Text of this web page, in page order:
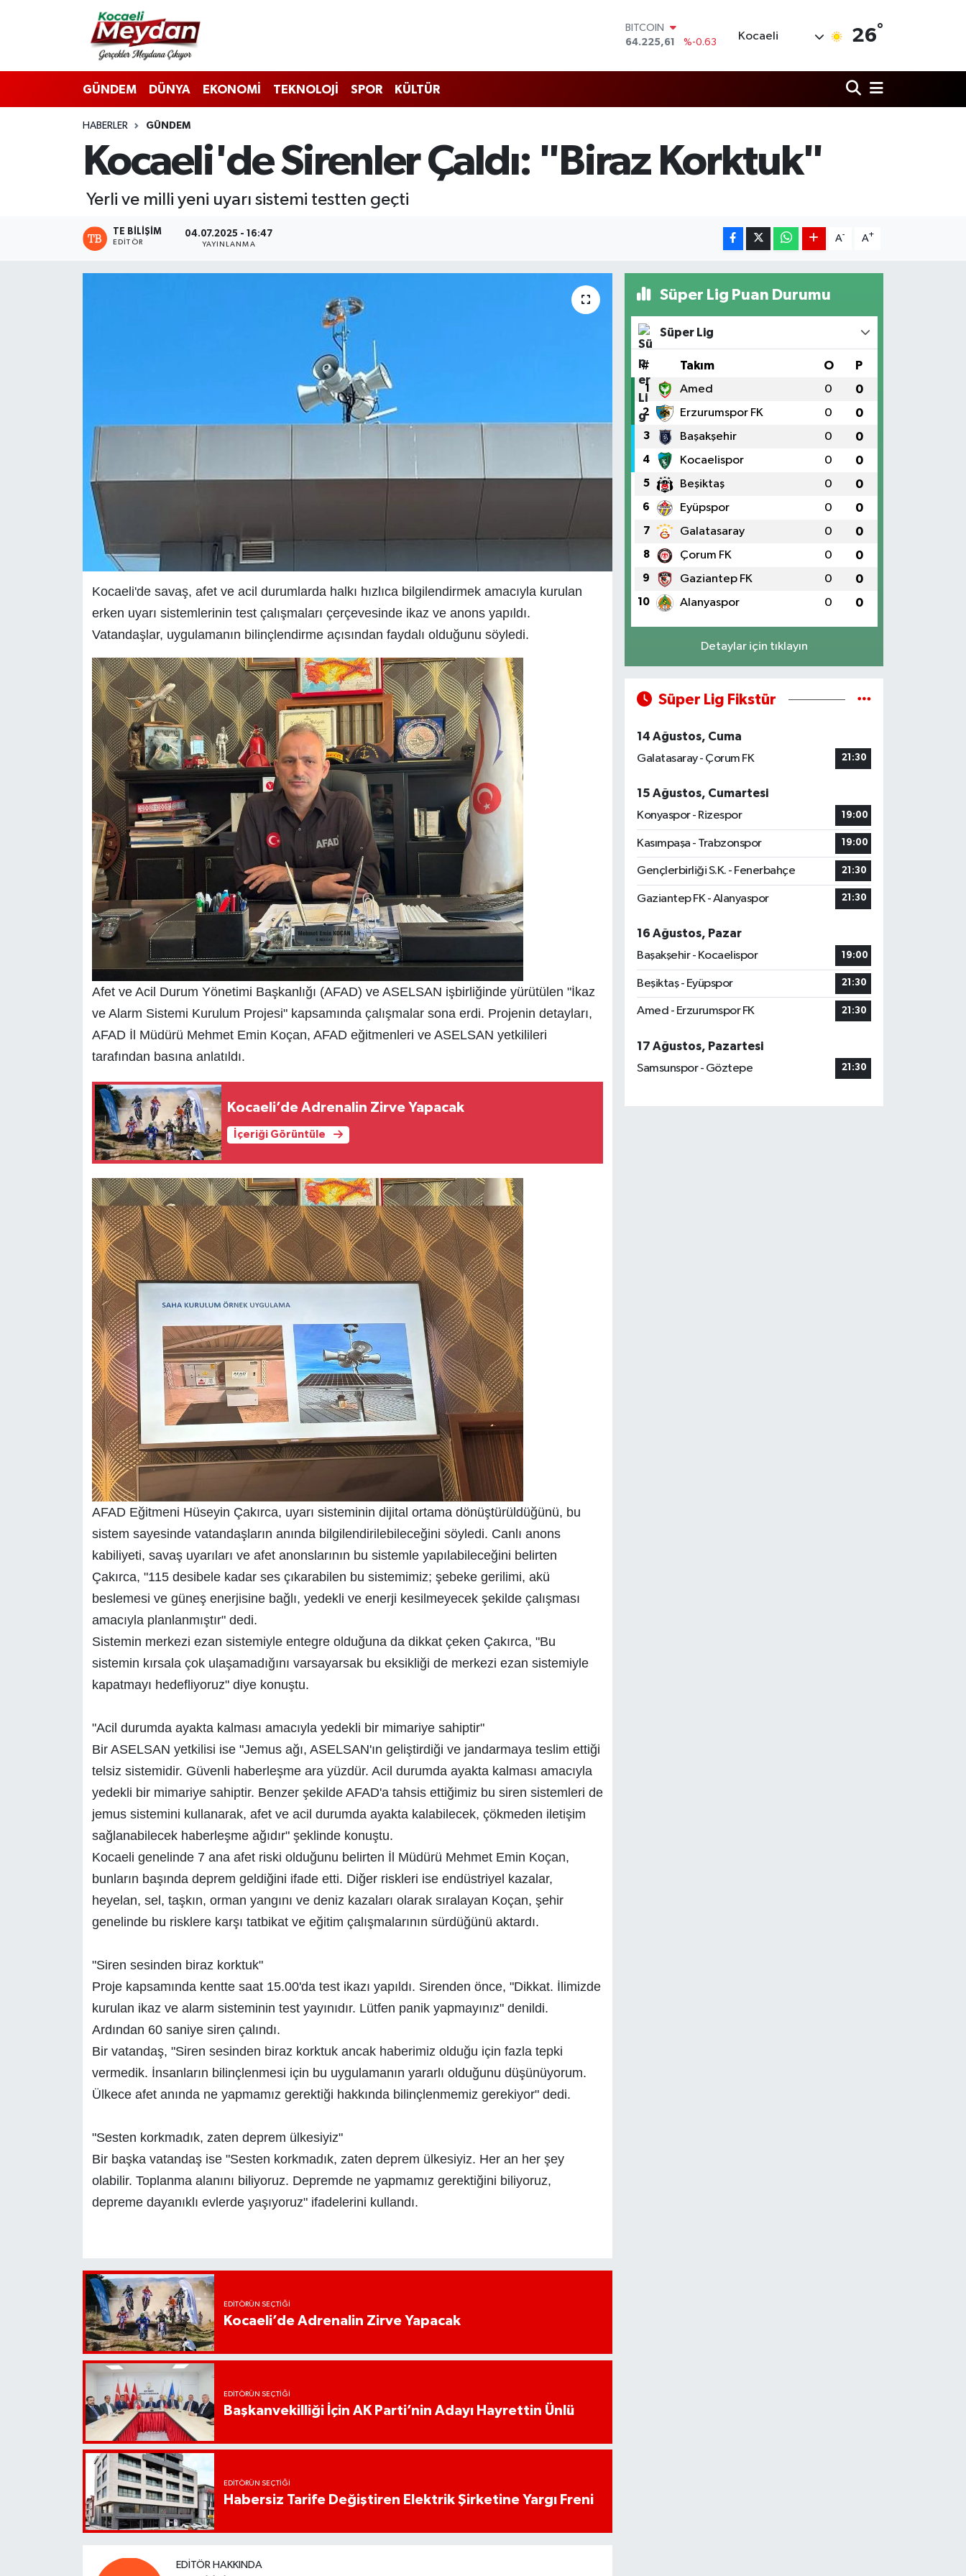
DOLAR
47,7143
%0.16
55,0317
%-0.02
BİST100
13.799
%70
BITCOIN
Kocaeli 26°
GÜNDEM DÜNYA EKONOMİ TEKNOLOJİ SPOR KÜLTÜR
HABERLER GÜNDEM
Kocaeli'de Sirenler Çaldı: "Biraz Korktuk"
Yerli ve milli yeni uyarı sistemi testten geçti
TE BILIŞIM
EDITÖR
04.07.2025 - 16:47
YAYINLANMA
A- A+
Kocaeli'de savaş, afet ve acil durumlarda halkı hızlıca bilgilendirmek amacıyla kurulan
erken uyarı sistemlerinin test çalışmaları çerçevesinde ikaz ve anons yapıldı.
Vatandaşlar, uygulamanın bilinçlendirme açısından faydalı olduğunu söyledi.
Afet ve Acil Durum Yönetimi Başkanlığı (AFAD) ve ASELSAN işbirliğinde yürütülen "İkaz
ve Alarm Sistemi Kurulum Projesi" kapsamında çalışmalar sona erdi. Projenin detayları,
AFAD İl Müdürü Mehmet Emin Koçan, AFAD eğitmenleri ve ASELSAN yetkilileri
tarafından basına anlatıldı.
Kocaeli’de Adrenalin Zirve Yapacak
İçeriği Görüntüle
AFAD Eğitmeni Hüseyin Çakırca, uyarı sisteminin dijital ortama dönüştürüldüğünü, bu
sistem sayesinde vatandaşların anında bilgilendirilebileceğini söyledi. Canlı anons
kabiliyeti, savaş uyarıları ve afet anonslarının bu sistemle yapılabileceğini belirten
Çakırca, "115 desibele kadar ses çıkarabilen bu sistemimiz; şebeke gerilimi, akü
beslemesi ve güneş enerjisine bağlı, yedekli ve enerji kesilmeyecek şekilde çalışması
amacıyla planlanmıştır" dedi.
Sistemin merkezi ezan sistemiyle entegre olduğuna da dikkat çeken Çakırca, "Bu
sistemin kırsala çok ulaşamadığını varsayarsak bu eksikliği de merkezi ezan sistemiyle
kapatmayı hedefliyoruz" diye konuştu.
"Acil durumda ayakta kalması amacıyla yedekli bir mimariye sahiptir"
Bir ASELSAN yetkilisi ise "Jemus ağı, ASELSAN'ın geliştirdiği ve jandarmaya teslim ettiği
telsiz sistemidir. Güvenli haberleşme ara yüzdür. Acil durumda ayakta kalması amacıyla
yedekli bir mimariye sahiptir. Benzer şekilde AFAD'a tahsis ettiğimiz bu siren sistemleri de
jemus sistemini kullanarak, afet ve acil durumda ayakta kalabilecek, çökmeden iletişim
sağlanabilecek haberleşme ağıdır" şeklinde konuştu.
Kocaeli genelinde 7 ana afet riski olduğunu belirten İl Müdürü Mehmet Emin Koçan,
bunların başında deprem geldiğini ifade etti. Diğer riskleri ise endüstriyel kazalar,
heyelan, sel, taşkın, orman yangını ve deniz kazaları olarak sıralayan Koçan, şehir
genelinde bu risklere karşı tatbikat ve eğitim çalışmalarının sürdüğünü aktardı.
"Siren sesinden biraz korktuk"
Proje kapsamında kentte saat 15.00'da test ikazı yapıldı. Sirenden önce, "Dikkat. İlimizde
kurulan ikaz ve alarm sisteminin test yayınıdır. Lütfen panik yapmayınız" denildi.
Ardından 60 saniye siren çalındı.
Bir vatandaş, "Siren sesinden biraz korktuk ancak haberimiz olduğu için fazla tepki
vermedik. İnsanların bilinçlenmesi için bu uygulamanın yararlı olduğunu düşünüyorum.
Ülkece afet anında ne yapmamız gerektiği hakkında bilinçlenmemiz gerekiyor" dedi.
"Sesten korkmadık, zaten deprem ülkesiyiz"
Bir başka vatandaş ise "Sesten korkmadık, zaten deprem ülkesiyiz. Her an her şey
olabilir. Toplanma alanını biliyoruz. Depremde ne yapmamız gerektiğini biliyoruz,
depreme dayanıklı evlerde yaşıyoruz" ifadelerini kullandı.
EDITÖRÜN SEÇTIĞI
Kocaeli’de Adrenalin Zirve Yapacak
EDITÖRÜN SEÇTIĞI
Başkanvekilliği İçin AK Parti’nin Adayı Hayrettin Ünlü
EDITÖRÜN SEÇTIĞI
Habersiz Tarife Değiştiren Elektrik Şirketine Yargı Freni
EDITÖR HAKKINDA
Süper Lig Puan Durumu
Süper Lig
# Takım O P
1 Amed 0 0
2 Erzurumspor FK 0 0
3 Başakşehir 0 0
4 Kocaelispor 0 0
5 Beşiktaş 0 0
6 Eyüpspor 0 0
7 Galatasaray 0 0
8 Çorum FK 0 0
9 Gaziantep FK 0 0
10 Alanyaspor 0 0
Detaylar için tıklayın
Süper Lig Fikstür
14 Ağustos, Cuma
Galatasaray - Çorum FK
21:30
15 Ağustos, Cumartesi
Konyaspor - Rizespor
19:00
Kasımpaşa - Trabzonspor 19:00
Gençlerbirliği S.K. - Fenerbahçe 21:30
Gaziantep FK - Alanyaspor 21:30
16 Ağustos, Pazar
Başakşehir - Kocaelispor
19:00
Beşiktaş - Eyüpspor 21:30
Amed - Erzurumspor FK 21:30
17 Ağustos, Pazartesi
Samsunspor - Göztepe
21:30
Nöbetçi Eczaneler
Hava Durumu
Trafik Durumu
Süper Lig Puan Durumu ve Fikstür
Tüm Manşetler
Son Dakika Haberleri
Haber Arşivi